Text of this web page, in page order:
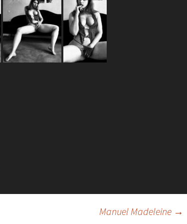
Manuel Madeleine →